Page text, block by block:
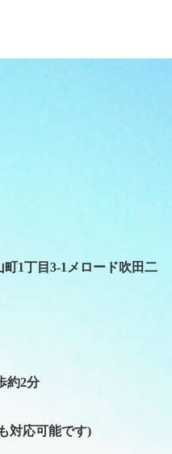
町1丁目3-1メロード吹田二
約2分
対応可能です)